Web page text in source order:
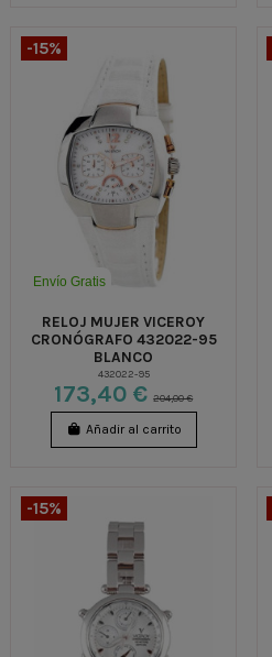
Envío Gratis
-15%
RELOJ MUJER VICEROY
CRONÓGRAFO 432022-95
BLANCO
432022-95
173,40 €204,00 €
Añadir al carrito
-15%